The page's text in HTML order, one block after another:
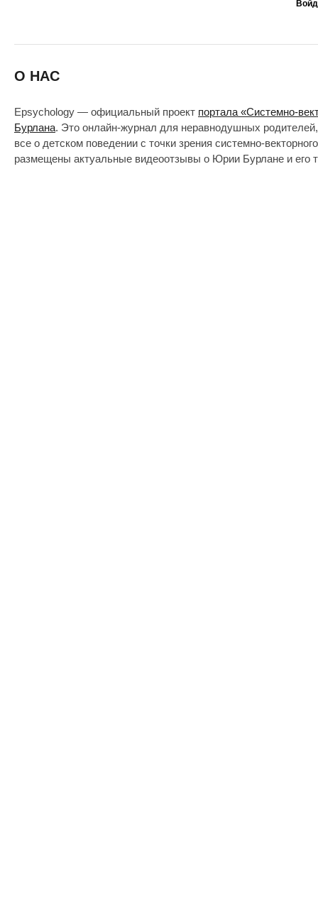
О НАС
Epsychology — официальный проект портала «Системно-
Бурлана. Это онлайн-журнал для неравнодушных
все о детском поведении с точки зрения системно-
размещены актуальные видеоотзывы о Юрии Бурлане и его